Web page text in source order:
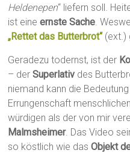
Heldenepen“ liefern soll.
ist eineernste Sache.
„Rettet das Butterbrot“ (ext.)
Geradezu todernst, ist der
– derSuperlativ des
niemand kann die
Errungenschaft
würdigen als der von mir
Malmsheimer. Das Video
so köstlich wie dasObjekt